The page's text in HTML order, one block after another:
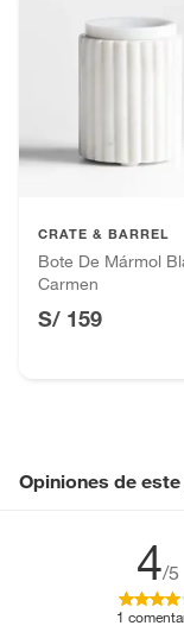
CRATE & BARREL
Bote De Mármol
Carmen
S/ 159
Opiniones de
4/5
1